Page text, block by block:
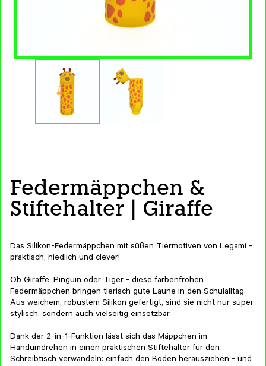
Federmäppchen &
Stiftehalter | Giraffe
Das Silikon-Federmäppchen mit süßen Tiermotiven von Legami -
praktisch, niedlich und clever!
Ob Giraffe, Pinguin oder Tiger - diese farbenfrohen
Federmäppchen bringen tierisch gute Laune in den Schulalltag.
Aus weichem, robustem Silikon gefertigt, sind sie nicht nur super
stylisch, sondern auch vielseitig einsetzbar.
Dank der 2-in-1-Funktion lässt sich das Mäppchen im
Handumdrehen in einen praktischen Stiftehalter für den
Schreibtisch verwandeln: einfach den Boden herausziehen - und